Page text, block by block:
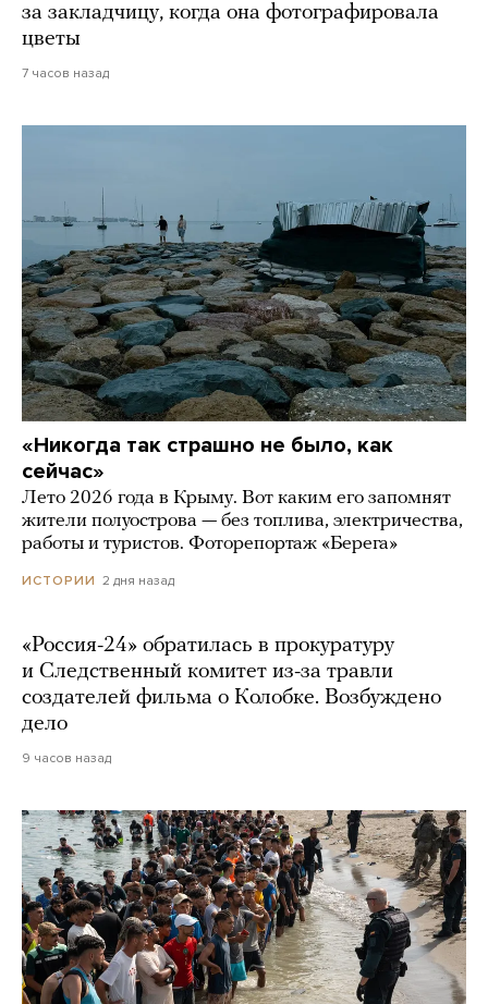
за закладчицу, когда она фотографировала
цветы
7 часов назад
«Никогда так страшно не было, как
сейчас»
Лето 2026 года в Крыму. Вот каким его запомнят
жители полуострова — без топлива, электричества,
работы и туристов. Фоторепортаж «Берега»
ИСТОРИИ 2 дня назад
«Россия-24» обратилась в прокуратуру
и Следственный комитет из-за травли
создателей фильма о Колобке. Возбуждено
дело
9 часов назад